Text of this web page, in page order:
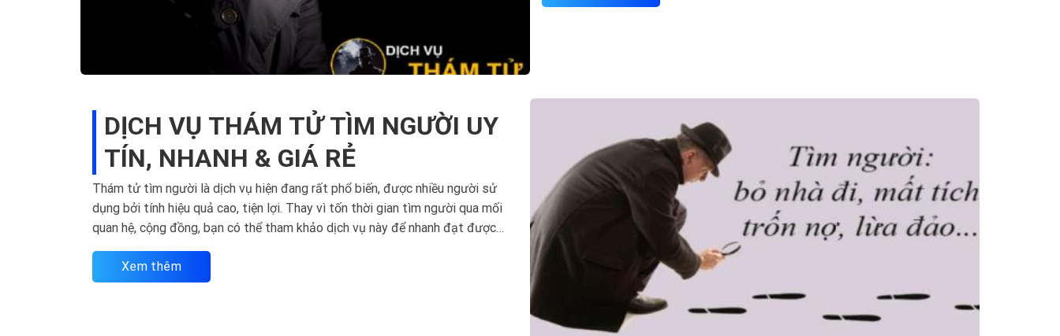
DỊCH VỤ THÁM TỬ TÌM NGƯỜI UY
TÍN, NHANH & GIÁ RẺ
Thám tử tìm người là dịch vụ hiện đang rất phổ biến, được nhiều người sử
dụng bởi tính hiệu quả cao, tiện lợi. Thay vì tốn thời gian tìm người qua mối
quan hệ, cộng đồng, bạn có thể tham khảo dịch vụ này để nhanh đạt được
Xem thêm